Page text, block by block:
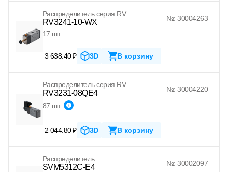
Распределитель серия RV
RV3241-10-WX
№: 30004263
17 шт.
3 638.40 ₽ 3D В корзину
Распределитель серия RV
RV3231-08QE4 №: 30004220
87 шт.
2 044.80 ₽ 3D В корзину
Распределитель
SVM5312C-E4
№: 30002097